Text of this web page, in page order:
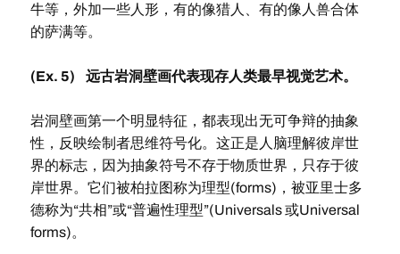
牛等，外加一些人形，有的像猎人、有的像人兽合体
的萨满等。
(Ex. 5) 远古岩洞壁画代表现存人类最早视觉艺术。
岩洞壁画第一个明显特征，都表现出无可争辩的抽象
性，反映绘制者思维符号化。这正是人脑理解彼岸世
界的标志，因为抽象符号不存于物质世界，只存于彼
岸世界。它们被柏拉图称为理型(forms)，被亚里士多
德称为“共相”或“普遍性理型”(Universals 或Universal
forms)。